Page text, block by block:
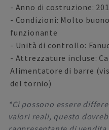
- Anno di costruzione:
- Condizioni: Molto
funzionante
- Unità di controllo:
- Attrezzature incluse:
Alimentatore di barre
del tornio)
*Ci possono essere
valori reali, questo